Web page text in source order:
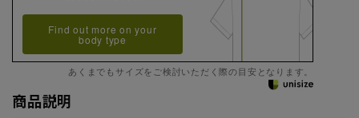
Find out more on your
body type
あくまでもサイズをご検討いただく際の目安となります。
商品説明